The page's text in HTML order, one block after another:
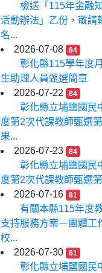
檢送「115年金融
活動辦法」乙份，敬請
名...
2026-07-08
84
彰化縣115學年度
生助理人員甄選簡章
2026-07-22
84
彰化縣立埔鹽國民
度第2次代課教師甄選
果...
2026-07-23
84
彰化縣立埔鹽國民
度第2次代課教師甄選
2026-07-16
81
有關本縣115年度
支持服務方案－團體工
校...
2026-07-30
81
彰化縣立埔鹽國民